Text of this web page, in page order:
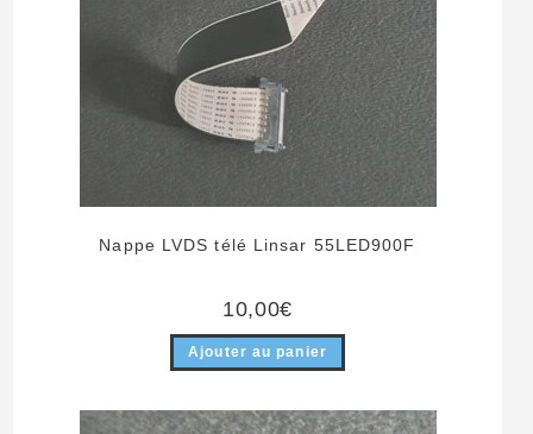
Nappe LVDS télé Linsar 55LED900F
10,00€
Ajouter au panier